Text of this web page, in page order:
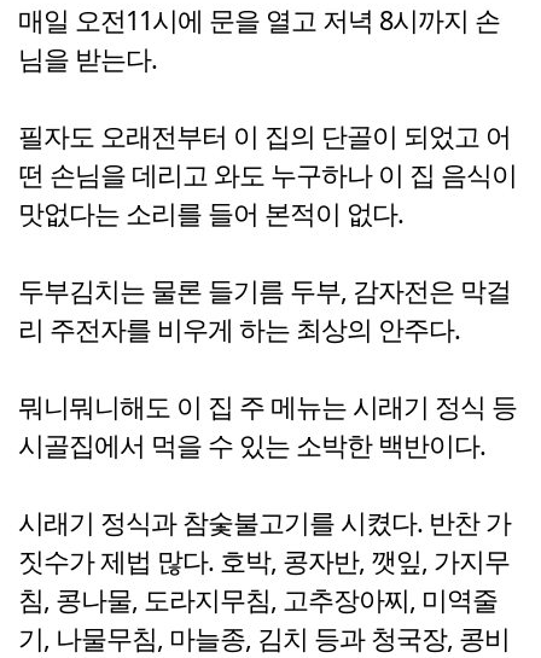
매일 오전11시에 문을 열고 저녁 8시까지 손
님을 받는다.
필자도 오래전부터 이 집의 단골이 되었고 어
떤 손님을 데리고 와도 누구하나 이 집 음식이
맛없다는 소리를 들어 본적이 없다.
두부김치는 물론 들기름 두부, 감자전은 막걸
리 주전자를 비우게 하는 최상의 안주다.
뭐니뭐니해도 이 집 주 메뉴는 시래기 정식 등
시골집에서 먹을 수 있는 소박한 백반이다.
시래기 정식과 참숯불고기를 시켰다. 반찬 가
짓수가 제법 많다. 호박, 콩자반, 깻잎, 가지무
침, 콩나물, 도라지무침, 고추장아찌, 미역줄
기, 나물무침, 마늘종, 김치 등과 청국장, 콩비